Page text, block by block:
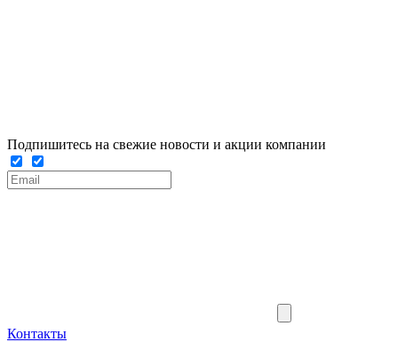
Подпишитесь на свежие новости и акции компании
Контакты